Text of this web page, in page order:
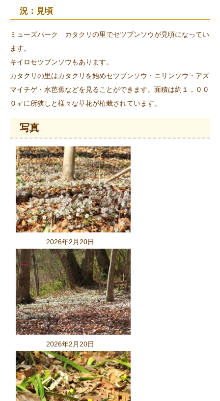
況：見頃
ミューズパーク カタクリの里でセツブンソウが見頃になってい
ます。
キイロセツブンソウもあります。
カタクリの里はカタクリを始めセツブンソウ・ニリンソウ・アズ
マイチゲ・水芭蕉などを見ることができます。面積は約１，００
０㎡に所狭しと様々な草花が植栽されています。
写真
2026年2月20日
2026年2月20日